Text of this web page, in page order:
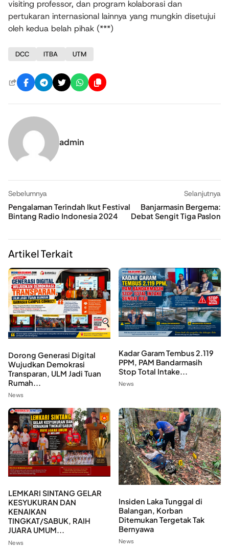
visiting professor, dan program kolaborasi dan
pertukaran internasional lainnya yang mungkin disetujui
oleh kedua belah pihak (***)
DCC ITBA UTM
admin
Sebelumnya
Pengalaman Terindah Ikut Festival
Bintang Radio Indonesia 2024
Selanjutnya
Banjarmasin Bergema:
Debat Sengit Tiga Paslon
Artikel Terkait
Dorong Generasi Digital
Wujudkan Demokrasi
Transparan, ULM Jadi Tuan
Rumah...
News
Kadar Garam Tembus 2.119
PPM, PAM Bandarmasih
Stop Total Intake...
News
LEMKARI SINTANG GELAR
KESYUKURAN DAN
KENAIKAN
TINGKAT/SABUK, RAIH
JUARA UMUM...
News
Insiden Laka Tunggal di
Balangan, Korban
Ditemukan Tergetak Tak
Bernyawa
News